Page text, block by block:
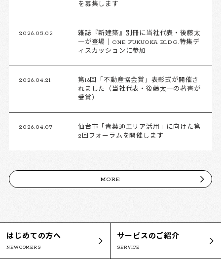
を募集します
2026.05.02
雑誌『新建築』別冊に当社代表・後藤太
一が登場｜ONE FUKUOKA BLDG.特集デ
ィスカッションに参加
2026.04.21
第16回「不動産協会賞」表彰式が開催さ
れました（当社代表・後藤太一の著書が
受賞）
2026.04.07
仙台市「青葉通エリア活用」に向けた第
2回フォーラムを開催します
MORE
はじめての方へ
NEWCOMERS
サービスのご紹介
SERVICE